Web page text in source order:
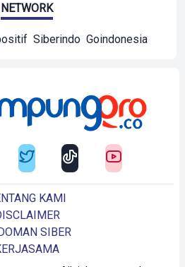
NETWORK
Siberindo Goindonesia
KAMI
SIBER